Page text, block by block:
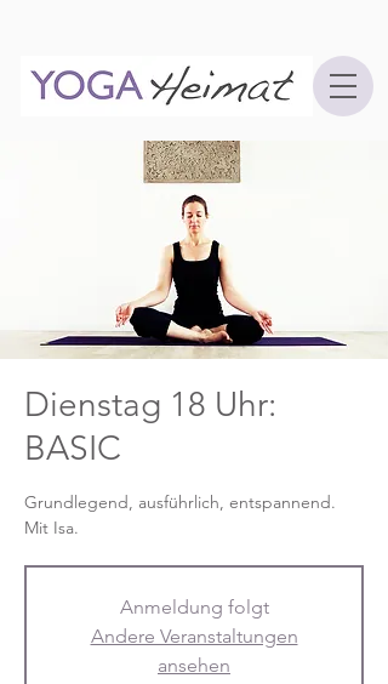
Dienstag 18 Uhr:
BASIC
Grundlegend, ausführlich, entspannend.
Mit Isa.
Anmeldung folgt
Andere Veranstaltungen
ansehen